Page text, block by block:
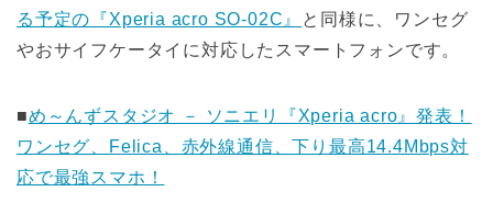
る予定の『Xperia acro SO-02C』
と同様に、ワンセグ
やおサイフケータイに対応したスマートフォンです。
■め～んずスタジオ － ソニエリ『Xperia acro』発表！
ワンセグ、Felica、赤外線通信、下り最高14.4Mbps対
応で最強スマホ！